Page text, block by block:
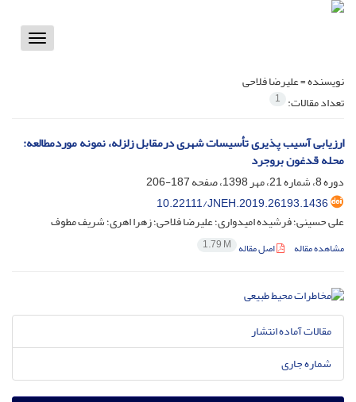
Toggle
نویسنده =علیرضا فلاحی
تعداد مقالات: 1
ارزیابی آسیب پذیری تأسیسات شهری درمقابل زلزله، نمونه موردمطالعه:
محله قدغون بروجرد
دوره 8، شماره 21، مهر 1398، صفحه
187-206
10.22111/JNEH.2019.26193.1436
علی حسینی؛ فرشیده امیدواری؛ علیرضا فلاحی؛ زهرا اهری؛ شریف مطوف
مشاهده مقاله اصل مقاله 1.79 M
مقالات آماده انتشار
شماره جاری